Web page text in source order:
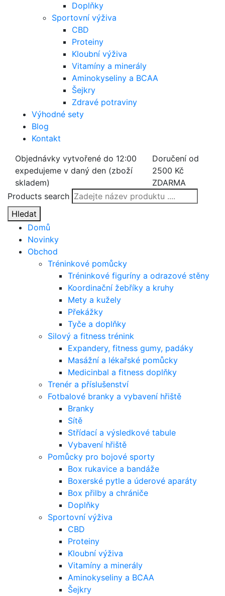
Doplňky
Sportovní výživa
CBD
Proteiny
Kloubní výživa
Vitamíny a minerály
Aminokyseliny a BCAA
Šejkry
Zdravé potraviny
Výhodné sety
Blog
Kontakt
Objednávky vytvořené do 12:00
expedujeme v daný den (zboží
skladem)
Doručení od
2500 Kč
ZDARMA
Products search
Hledat
Domů
Novinky
Obchod
Tréninkové pomůcky
Tréninkové figuríny a odrazové stěny
Koordinační žebříky a kruhy
Mety a kužely
Překážky
Tyče a doplňky
Silový a fitness trénink
Expandery, fitness gumy, padáky
Masážní a lékařské pomůcky
Medicinbal a fitness doplňky
Trenér a příslušenství
Fotbalové branky a vybavení hřiště
Branky
Sítě
Střídací a výsledkové tabule
Vybavení hřiště
Pomůcky pro bojové sporty
Box rukavice a bandáže
Boxerské pytle a úderové aparáty
Box přilby a chrániče
Doplňky
Sportovní výživa
CBD
Proteiny
Kloubní výživa
Vitamíny a minerály
Aminokyseliny a BCAA
Šejkry